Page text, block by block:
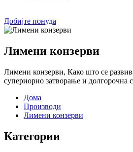
Добијте понуда
Лимени конзерви
Лимени конзерви, Како што се
супериорно затворање и долгорочна
Дома
Производи
Лимени конзерви
Категории